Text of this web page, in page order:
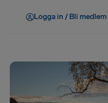
Logga in / Bli medlem